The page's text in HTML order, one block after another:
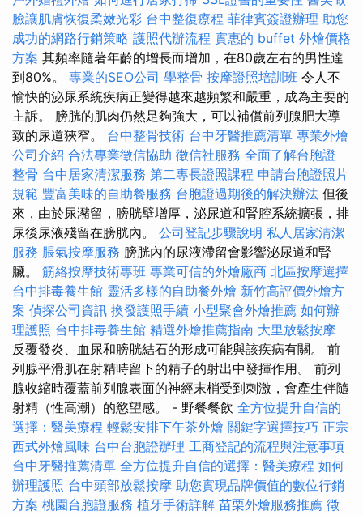
臉讓肌膚恢復柔嫩光彩 台中整復療程 菲律賓簽證辦理 助您
成功的網路行銷策略 護照代辦流程 實惠的 buffet 外燴價格
方案 其頻率隨著年齡的增長而增加，在80歲左右的男性達
到80%。 專業的SEO公司 學整骨 按摩證照培訓班 令人不
愉快的泌尿系統疾病正變得越來越頻繁和嚴重，成為主要的
主訴。 膀胱的肌肉仍然足夠強大，可以補償前列腺肥大導
致的尿道狹窄。 台中整骨技術 台中牙醫推薦清單 專業外燴
公司介紹 合法專業徵信協助 徵信社服務 全面了解台胞證
整骨 台中居家清潔服務 第二專長證照課程 申請台胞證照片
規範 豐富美味的自助餐服務 台胞證過期後的解決辦法 但後
來，由於尿瀦留，膀胱壁增厚，泌尿道和腎腔系統擴張，排
尿後尿液殘留在膀胱內。 公司登記步驟說明 私人居家清潔
服務 脹氣按摩服務 膀胱內的尿液滯留會影響泌尿道和腎
臟。 筋絡按摩技術專班 專業可信的外燴廠商 北區按摩選擇
台中排毒養生館 靈活多樣的自助餐外燴 新竹高評價外燴方
案 偵探公司資訊 換發護照手續 小型聚會外燴推薦 如何辦
理護照 台中排毒養生館 精選外燴推薦指南 大里放鬆按摩
反覆發炎、血尿和膀胱結石的形成可能與該疾病有關。 前
列腺平滑肌在射精時留下的精子的射出中發揮作用。 前列
腺收縮時覆蓋前列腺表面的神經末梢受到刺激，會產生伴隨
射精（性高潮）的慾望感。 - 野餐餐飲 全方位提升自信的
選擇：醫美療程 輕鬆安排下午茶外燴 關鍵字選擇技巧 正宗
西式外燴風味 台中台胞證辦理 工商登記的流程與注意事項
台中牙醫推薦清單 全方位提升自信的選擇：醫美療程 如何
辦理護照 台中頭部放鬆按摩 助您實現品牌價值的數位行銷
方案 桃園台胞證服務 植牙手術詳解 苗栗外燴服務推薦 徵